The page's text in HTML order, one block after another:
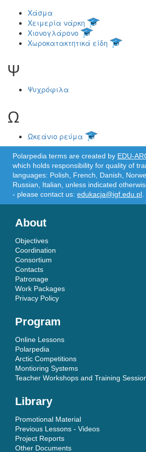
Χάσμα
Χειμερία νάρκη
Χιονογλάρονο
Χωροκατακτητικά είδη
Ψ
Ψυχρόφιλα
Ω
Ωκεάνιο ρεύμα
Polarpedia terms are created by EDU-
which holds responsibility for quality of
languages: Polish, French, Danish,
Russian, Italian, unless indicated
- please contact us: edukacja@igf.edu.pl
About
Objectives
Coordination
Consortium
Contacts
Patronage
Work Packages
Privacy Policy
Program
Online Lessons
Polarpedia
Arctic Competitions
Montioring Systems
Teacher Workshops and Training
Library
Promotional Material
Previous Lessons - Videos
Project Reports
Other Documents